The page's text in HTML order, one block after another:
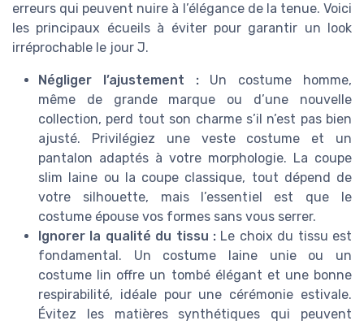
erreurs qui peuvent nuire à l’élégance de la tenue. Voici
les principaux écueils à éviter pour garantir un look
irréprochable le jour J.
Négliger l’ajustement :Un costume homme,
même de grande marque ou d’une nouvelle
collection, perd tout son charme s’il n’est pas bien
ajusté. Privilégiez une veste costume et un
pantalon adaptés à votre morphologie. La coupe
slim laine ou la coupe classique, tout dépend de
votre silhouette, mais l’essentiel est que le
costume épouse vos formes sans vous serrer.
Ignorer la qualité du tissu : Le choix du tissu est
fondamental. Un costume laine unie ou un
costume lin offre un tombé élégant et une bonne
respirabilité, idéale pour une cérémonie estivale.
Évitez les matières synthétiques qui peuvent